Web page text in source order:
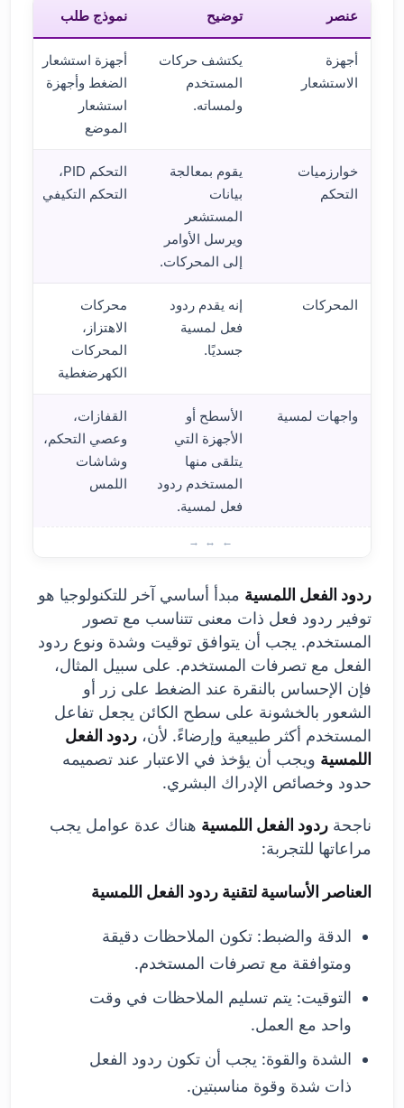
عنصر توضيح نموذج طلب
أجهزة
الاستشعار
يكتشف حركات
المستخدم
ولمساته.
أجهزة استشعار
الضغط وأجهزة
استشعار
الموضع
خوارزميات
التحكم
يقوم بمعالجة
بيانات
المستشعر
ويرسل الأوامر
إلى المحركات.
التحكم PID،
التحكم التكيفي
المحركات
إنه يقدم ردود
فعل لمسية
جسديًا.
محركات
الاهتزاز،
المحركات
الكهرضغطية
واجهات لمسية
الأسطح أو
الأجهزة التي
يتلقى منها
المستخدم ردود
فعل لمسية.
القفازات،
وعصي التحكم،
وشاشات
اللمس
ردود الفعل اللمسية مبدأ أساسي آخر للتكنولوجيا هو
توفير ردود فعل ذات معنى تتناسب مع تصور
المستخدم. يجب أن يتوافق توقيت وشدة ونوع ردود
الفعل مع تصرفات المستخدم. على سبيل المثال،
فإن الإحساس بالنقرة عند الضغط على زر أو
الشعور بالخشونة على سطح الكائن يجعل تفاعل
المستخدم أكثر طبيعية وإرضاءً. لأن، ردود الفعل
اللمسية ويجب أن يؤخذ في الاعتبار عند تصميمه
حدود وخصائص الإدراك البشري.
ناجحة ردود الفعل اللمسية هناك عدة عوامل يجب
مراعاتها للتجربة:
العناصر الأساسية لتقنية ردود الفعل اللمسية
الدقة والضبط: تكون الملاحظات دقيقة
ومتوافقة مع تصرفات المستخدم.
التوقيت: يتم تسليم الملاحظات في وقت
واحد مع العمل.
الشدة والقوة: يجب أن تكون ردود الفعل
ذات شدة وقوة مناسبتين.